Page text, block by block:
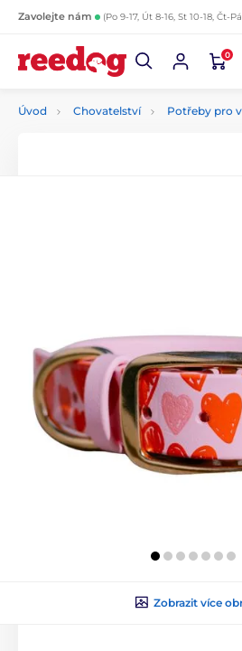
Zavolejte nám (Po 9-17, Út 8-16, St 10-18, Čt-
0
Úvod Chovatelství Potřeby pro
Zobrazit více